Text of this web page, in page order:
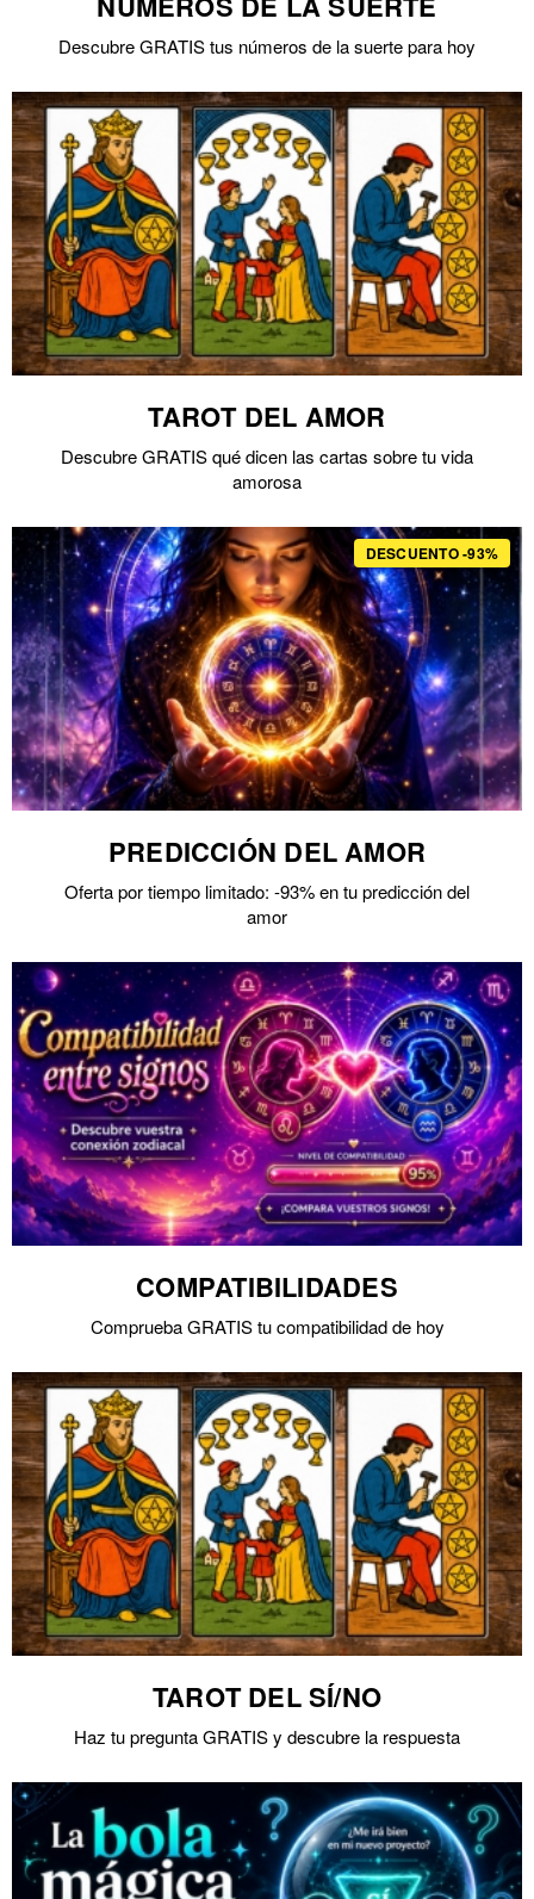
Descubre GRATIS tus números de la suerte para hoy
TAROT DEL AMOR
Descubre GRATIS qué dicen las cartas sobre tu vida
amorosa
DESCUENTO -93%
PREDICCIÓN DEL AMOR
Oferta por tiempo limitado: -93% en tu predicción del
amor
COMPATIBILIDADES
Comprueba GRATIS tu compatibilidad de hoy
TAROT DEL SÍ/NO
Haz tu pregunta GRATIS y descubre la respuesta